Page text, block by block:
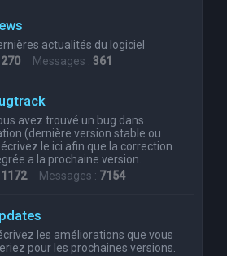
actualités du logiciel
270 Messages : 361
avez trouvé un bug dans
(dernière version stable ou
le ici afin que la correction
a la prochaine version.
1172Messages : 7154
les améliorations que vous
pour les prochaines versions.